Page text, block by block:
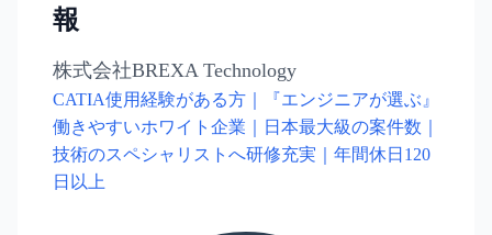
報
株式会社BREXA Technology
CATIA使用経験がある方｜『エンジニアが選ぶ』
働きやすいホワイト企業｜日本最大級の案件数｜
技術のスペシャリストへ研修充実｜年間休日120
日以上